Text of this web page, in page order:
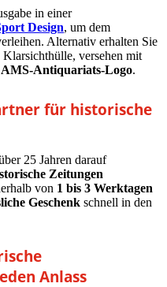
in einer
Design, um dem
Alternativ erhalten Sie
versehen mit
AMS-Antiquariats-Logo.
für historische
25 Jahren darauf
Zeitungen
von 1 bis 3 Werktagen
Geschenk schnell in den
Anlass